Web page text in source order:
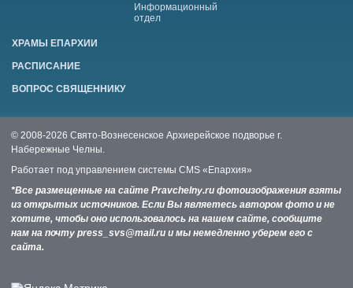
Информационный
отдел
ХРАМЫ ЕПАРХИИ
РАСПИСАНИЕ
ВОПРОС СВЯЩЕННИКУ
© 2008-2026 Свято-Вознесенское Архиерейское подворье г.
Набережные Челны.
Работает под управлением системы CMS «Епархия»
*Все размещенные на сайте Pravchelny.ru фотоизображения взяты
из открытых источников. Если Вы являетесь автором фото и не
хотите, чтобы оно использовалось на нашем сайте, сообщите
нам на почту press_svs@mail.ru и мы немедленно уберем его с
сайта.